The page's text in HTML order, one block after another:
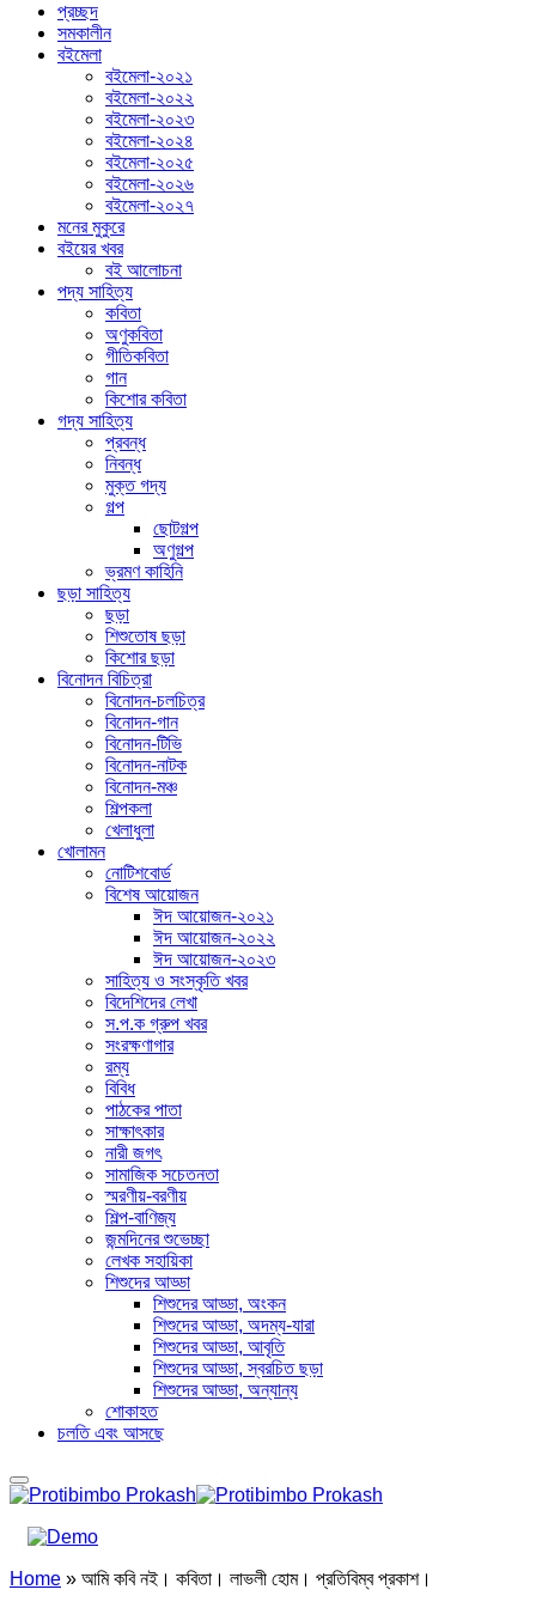
প্রচ্ছদ
সমকালীন
বইমেলা
বইমেলা-২০২১
বইমেলা-২০২২
বইমেলা-২০২৩
বইমেলা-২০২৪
বইমেলা-২০২৫
বইমেলা-২০২৬
বইমেলা-২০২৭
মনের মুকুরে
বইয়ের খবর
বই আলোচনা
পদ্য সাহিত্য
কবিতা
অণুকবিতা
গীতিকবিতা
গান
কিশোর কবিতা
গদ্য সাহিত্য
প্রবন্ধ
নিবন্ধ
মুক্ত গদ্য
গল্প
ছোটগল্প
অণুগল্প
ভ্রমণ কাহিনি
ছড়া সাহিত্য
ছড়া
শিশুতোষ ছড়া
কিশোর ছড়া
বিনোদন বিচিত্রা
বিনোদন-চলচিত্র
বিনোদন-গান
বিনোদন-টিভি
বিনোদন-নাটক
বিনোদন-মঞ্চ
শিল্পকলা
খেলাধুলা
খোলামন
নোটিশবোর্ড
বিশেষ আয়োজন
ঈদ আয়োজন-২০২১
ঈদ আয়োজন-২০২২
ঈদ আয়োজন-২০২৩
সাহিত্য ও সংস্কৃতি খবর
বিদেশিদের লেখা
স.প.ক গ্রুপ খবর
সংরক্ষণাগার
রম্য
বিবিধ
পাঠকের পাতা
সাক্ষাৎকার
নারী জগৎ
সামাজিক সচেতনতা
স্মরণীয়-বরণীয়
শিল্প-বাণিজ্য
জন্মদিনের শুভেচ্ছা
লেখক সহায়িকা
শিশুদের আড্ডা
শিশুদের আড্ডা, অংকন
শিশুদের আড্ডা, অদম্য-যারা
শিশুদের আড্ডা, আবৃতি
শিশুদের আড্ডা, স্বরচিত ছড়া
শিশুদের আড্ডা, অন্যান্য
শোকাহত
চলতি এবং আসছে
Home » আমি কবি নই। কবিতা। লাভলী হোম। প্রতিবিম্ব প্রকাশ।